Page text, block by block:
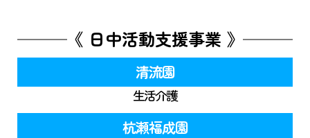
《 日中活動支援事業 》
清流園
生活介護
杭瀬福成園